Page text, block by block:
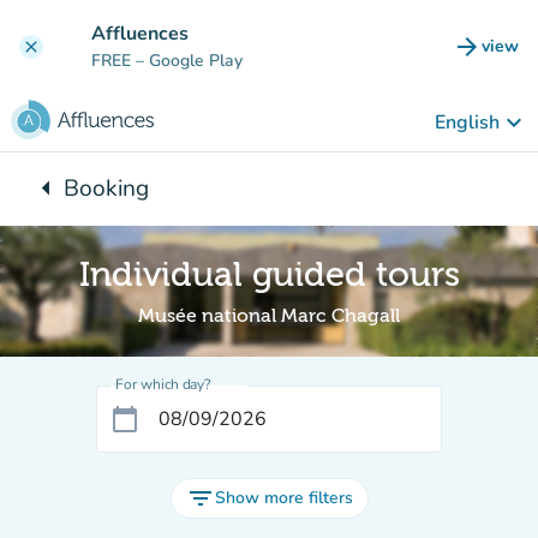
clear Affluences
FREE – Google Play arrow_forward view
(new
English keyboard_arrow_down
arrow_leftBack to:
Booking
Individual guided tours
Musée national Marc Chagall
For which day?
calendar_today
filter_listShow more filters